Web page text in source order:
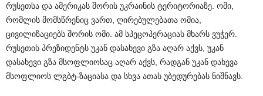
რუსეთსა და ამერიკას შორის უკრაინის ტერიტორიაზე. ომი,
რომლის მომსწრენიც ვართ, ღირებულებათა ომია,
ცივილიზაციებს შორის ომი. ამ სპეცოპერაციას მხარს ვუჭერ.
რუსეთის პრეზიდენტს უკან დასახევი გზა აღარ აქვს, უკან
დასახევი გზა მსოფლიოსაც აღარ აქვს, რადგან უკან დახევა
მსოფლიოს ლგბტ-ზაციასა და სხვა ათას უბედურებას ნიშნავს.